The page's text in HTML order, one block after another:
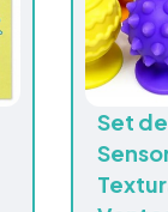
Set